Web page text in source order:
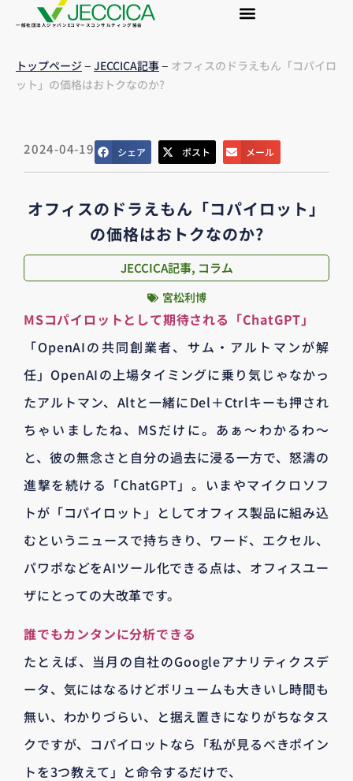
一般社団法人ジャパンEコマースコンサルティング協会
トップページ– JECCICA記事– オフィスのドラえもん「コパイロ
ット」の価格はおトクなのか?
2024-04-19 シェア ポスト メール
オフィスのドラえもん「コパイロット」
の価格はおトクなのか?
JECCICA記事, コラム
宮松利博
MSコパイロットとして期待される「ChatGPT」
「OpenAIの共同創業者、サム・アルトマンが解
任」OpenAIの上場タイミングに乗り気じゃなかっ
たアルトマン、Altと一緒にDel＋Ctrlキーも押され
ちゃいましたね、MSだけに。あぁ〜わかるわ〜
と、彼の無念さと自分の過去に浸る一方で、怒濤の
進撃を続ける「ChatGPT」。いまやマイクロソフ
トが「コパイロット」としてオフィス製品に組み込
むというニュースで持ちきり、ワード、エクセル、
パワポなどをAIツール化できる点は、オフィスユー
ザにとっての大改革です。
誰でもカンタンに分析できる
たとえば、当月の自社のGoogleアナリティクスデ
ータ、気にはなるけどボリュームも大きいし時間も
無い、わかりづらい、と据え置きになりがちなタス
クですが、コパイロットなら「私が見るべきポイン
トを3つ教えて」と命令するだけで、